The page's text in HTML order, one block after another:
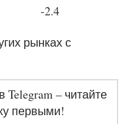
-2.4
рынках с
в Telegram – читайте
первыми!